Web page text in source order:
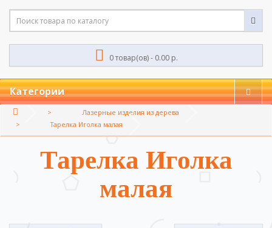
0 товар(ов) - 0.00 р.
Категории
Лазерные изделия из дерева
Тарелка Иголка малая
Тарелка Иголка
малая